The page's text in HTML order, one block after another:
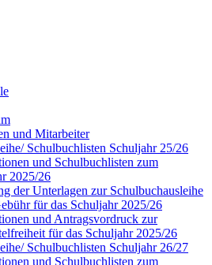
und Mitarbeiter
Schulbuchlisten Schuljahr 25/26
und Schulbuchlisten zum
2025/26
der Unterlagen zur Schulbuchausleihe
für das Schuljahr 2025/26
und Antragsvordruck zur
für das Schuljahr 2025/26
Schulbuchlisten Schuljahr 26/27
und Schulbuchlisten zum